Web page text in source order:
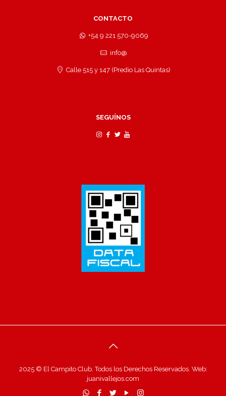
CONTACTO
+54 9 221 570-9069
info@
Calle 515 y 147 (Predio Las Quintas)
SEGUÍNOS
2025 © El Campito Club. Todos los Derechos Reservados. Web:
juanivallejos.com